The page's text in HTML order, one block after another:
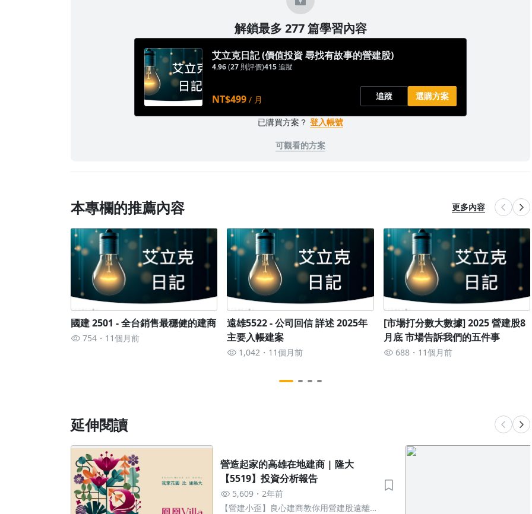
解鎖最多 277 篇學習內容
艾立克日記 (價值投資 尋找有故事的營建股)
4.96(27 則評價)415追蹤
NT$499 / 月 追蹤 選購方案
已購買方案？ 登入帳號
可觀看的方案
本專欄的推薦內容 更多內容
國建 2501 - 全台銷售最穩健的建商
754 11個月前
遠雄5522 - 公司回信 詳述 2025年
主要入帳建案
1,042 11個月前
[市場打分數大數據] 2025 營建股8
月底 市場告訴我們的五件事
688 11個月前
延伸閱讀
營造起家的高雄在地建商 | 隆大
【5519】投資分析報告
5,609
2年前
【營建小歪】良心建商教你用營建股遠離